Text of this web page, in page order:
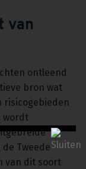
van
ontleend
bron wat
risicogebieden
wordt
Tweede
van dit soort